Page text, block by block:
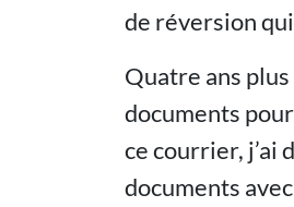
de réversion
Quatre ans
documents
ce courrier, j’ai
documents